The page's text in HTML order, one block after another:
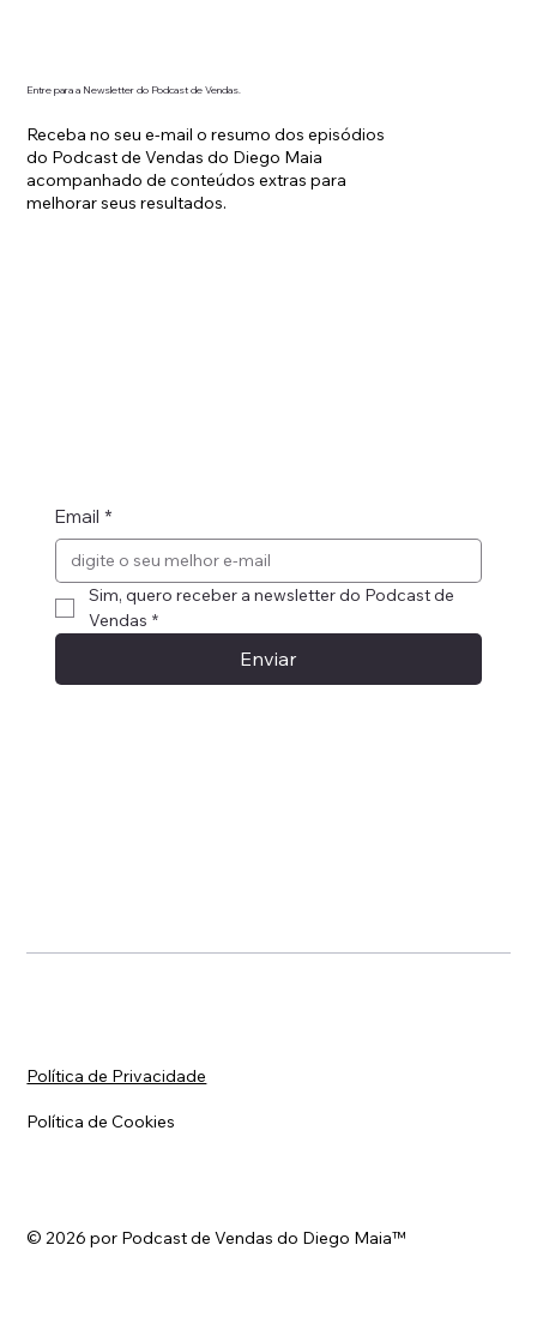
Entre para a Newsletter do Podcast de Vendas.
Receba no seu e-mail o resumo dos episódios
do Podcast de Vendas do Diego Maia
acompanhado de conteúdos extras para
melhorar seus resultados.
Email *
Sim, quero receber a newsletter do Podcast de
Vendas *
Enviar
Política de Privacidade
Política de Cookies
© 2026 por Podcast de Vendas do Diego Maia™